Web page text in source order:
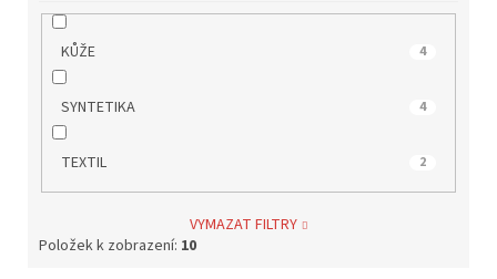
KŮŽE 4
SYNTETIKA 4
TEXTIL 2
VYMAZAT FILTRY
Položek k zobrazení: 10